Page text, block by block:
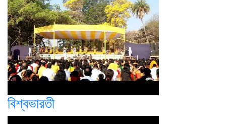
বিশ্বভারতী